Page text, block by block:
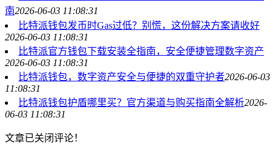
南2026-06-03 11:08:31
比特派钱包发币时Gas过低？别慌，这份解决方案请收好
2026-06-03 11:08:31
比特派官方钱包下载安装全指南，安全便捷管理数字资产
2026-06-03 11:08:31
比特派钱包，数字资产安全与便捷的双重守护者2026-06-03
11:08:31
比特派钱包护盾哪里买？官方渠道与购买指南全解析2026-
06-03 11:08:31
文章已关闭评论！